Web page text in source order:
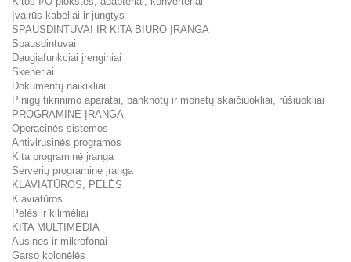
Įvairūs kabeliai ir jungtys
SPAUSDINTUVAI IR KITA BIURO ĮRANGA
Spausdintuvai
Daugiafunkciai įrenginiai
Skeneriai
Dokumentų naikikliai
Pinigų tikrinimo aparatai, banknotų ir monetų skaičiuokliai, rūšiuokliai
PROGRAMINĖ ĮRANGA
Operacinės sistemos
Antivirusinės programos
Kita programinė įranga
Serverių programinė įranga
KLAVIATŪROS, PELĖS
Klaviatūros
Pelės ir kilimėliai
KITA MULTIMEDIA
Ausinės ir mikrofonai
Garso kolonėlės